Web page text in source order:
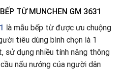
TỪ MUNCHEN GM 3631
là mẫu bếp từ được ưu chuộng
tiêu dùng bình chọn là 1
sử dụng nhiều tính năng thông
nấu nướng của người dân